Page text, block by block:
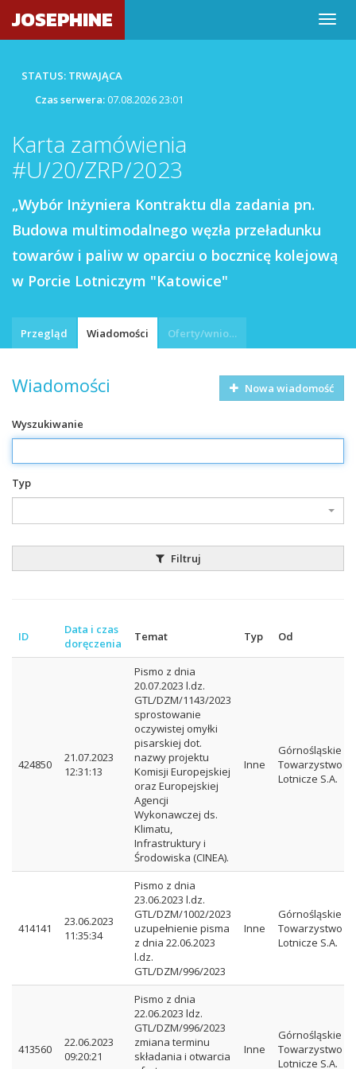
JOSEPHINE
STATUS: TRWAJĄCA
Czas serwera:07.08.2026 23:01
Karta zamówienia
#U/20/ZRP/2023
„Wybór Inżyniera Kontraktu dla zadania pn.
Budowa multimodalnego węzła przeładunku
towarów i paliw w oparciu o bocznicę kolejową
w Porcie Lotniczym "Katowice"
Przegląd Wiadomości Oferty/wnioski
Wiadomości Nowa wiadomość
Wyszukiwanie
Typ
Filtruj
ID
Data i czas
doręczenia
Temat Typ Od
424850
21.07.2023
12:31:13
Pismo z dnia
20.07.2023 l.dz.
GTL/DZM/1143/2023
sprostowanie
oczywistej omyłki
pisarskiej dot.
nazwy projektu
Komisji Europejskiej
oraz Europejskiej
Agencji
Wykonawczej ds.
Klimatu,
Infrastruktury i
Środowiska (CINEA).
Inne
Górnośląskie
Towarzystwo
Lotnicze S.A.
414141
23.06.2023
11:35:34
Pismo z dnia
23.06.2023 l.dz.
GTL/DZM/1002/2023
uzupełnienie pisma
z dnia 22.06.2023
l.dz.
GTL/DZM/996/2023
Inne
Górnośląskie
Towarzystwo
Lotnicze S.A.
413560
22.06.2023
09:20:21
Pismo z dnia
22.06.2023 ldz.
GTL/DZM/996/2023
zmiana terminu
składania i otwarcia
Inne
Górnośląskie
Towarzystwo
Lotnicze S.A.